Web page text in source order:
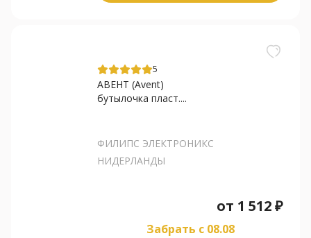
5
АВЕНТ (Avent)
бутылочка пласт....
ФИЛИПС ЭЛЕКТРОНИКС
НИДЕРЛАНДЫ
от 1 512₽
Забрать c 08.08